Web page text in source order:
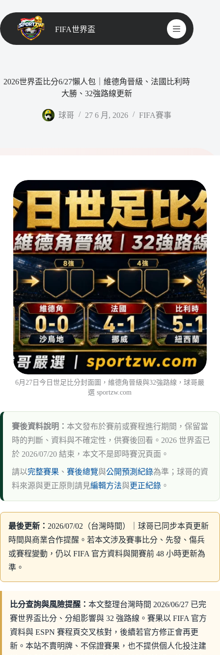
FIFA世界盃
2026世界盃比分6/27懶人包｜維德角晉級、法國比利時
大勝、32強路線更新
球哥 27 6 月, 2026 FIFA賽事
6月27日今日世足比分封面圖，維德角晉級與32強路線，球哥嚴
選 sportzw.com
賽後資料說明： 本文發布於賽前或賽程進行期間，保留當
時的判斷、資料與不確定性，供賽後回看。2026 世界盃已
於 2026/07/20 結束，本文不是即時賽況頁面。
請以完整賽果 、 賽後總覽與公開預測紀錄為準；球哥的資
料來源與更正原則請見編輯方法與更正紀錄 。
最後更新： 2026/07/02（台灣時間）｜球哥已同步本頁更新
時間與商業合作提醒。若本文涉及賽事比分、先發、傷兵
或賽程變動，仍以 FIFA 官方資料與開賽前 48 小時更新為
準。
比分查詢與風險提醒： 本文整理台灣時間 2026/06/27 已完
賽世界盃比分、分組影響與 32 強路線。賽果以 FIFA 官方
資料與 ESPN 賽程頁交叉核對，後續若官方修正會再更
新。本站不賣明牌、不保證賽果，也不提供個人化投注建